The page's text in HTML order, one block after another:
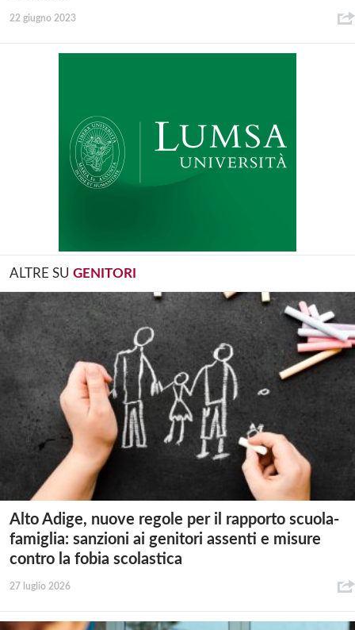
22 giugno 2023
ALTRE SU GENITORI
Alto Adige, nuove regole per il rapporto scuola-
famiglia: sanzioni ai genitori assenti e misure
contro la fobia scolastica
27 luglio 2026